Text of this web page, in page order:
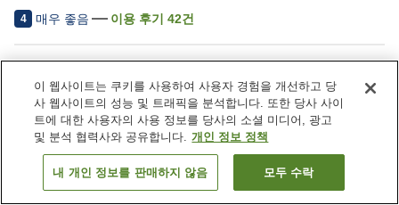
4 매우 좋음 이용 후기 42건
주차장
스파 / 미용실
레스토랑
라운지
객실 보기
이 웹사이트는 쿠키를 사용하여 사용자 경험을 개선하고 당
사 웹사이트의 성능 및 트래픽을 분석합니다. 또한 당사 사이
트에 대한 사용자의 사용 정보를 당사의 소셜 미디어, 광고
및 분석 협력사와 공유합니다. 개인 정보 정책
내 개인 정보를 판매하지 않음 모두 수락